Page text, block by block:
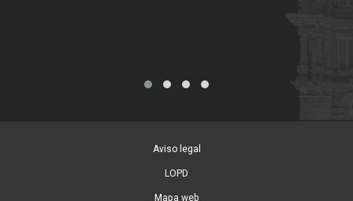
Aviso legal
LOPD
Mapa web